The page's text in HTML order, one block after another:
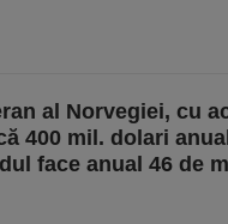
al Norvegiei, cu
400 mil. dolari
face anual 46 de